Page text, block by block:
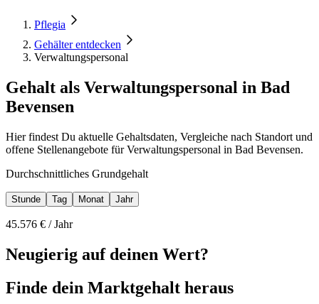
Pflegia
Gehälter entdecken
Verwaltungspersonal
Gehalt als Verwaltungspersonal in Bad
Bevensen
Hier findest Du aktuelle Gehaltsdaten, Vergleiche nach Standort und
offene Stellenangebote für Verwaltungspersonal in Bad Bevensen.
Durchschnittliches Grundgehalt
Stunde Tag Monat Jahr
45.576 € /Jahr
Neugierig auf deinen Wert?
Finde dein Marktgehalt heraus